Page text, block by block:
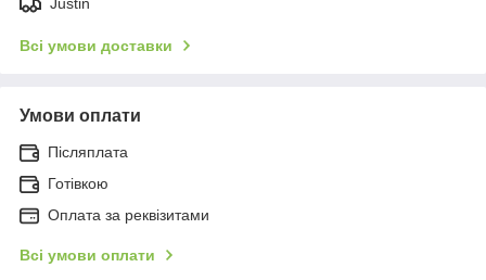
Всі умови доставки
Умови оплати
Післяплата
Готівкою
Оплата за реквізитами
Всі умови оплати